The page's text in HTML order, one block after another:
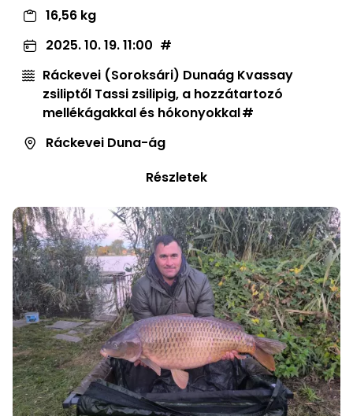
16,56 kg
2025. 10. 19. 11:00
Ráckevei (Soroksári) Dunaág Kvassay
zsiliptől Tassi zsilipig, a hozzátartozó
mellékágakkal és hókonyokkal
Ráckevei Duna-ág
Részletek